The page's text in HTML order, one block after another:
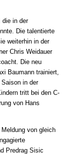
die in der
Die talentierte
weiterhin in der
Chris Weidauer
Die neu
Baumann trainiert,
in der
tritt bei den C-
von Hans
von gleich
Predrag Sisic